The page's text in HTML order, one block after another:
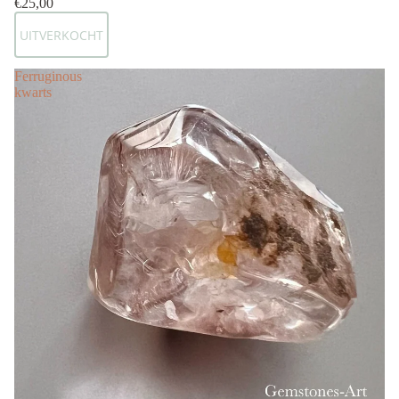
€25,00
UITVERKOCHT
Ferruginous
kwarts